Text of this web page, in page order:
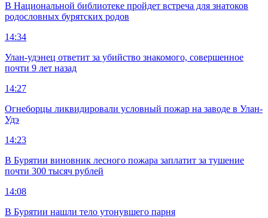
В Национальной библиотеке пройдет встреча для знатоков
родословных бурятских родов
14:34
Улан-удэнец ответит за убийство знакомого, совершенное
почти 9 лет назад
14:27
Огнеборцы ликвидировали условный пожар на заводе в Улан-
Удэ
14:23
В Бурятии виновник лесного пожара заплатит за тушение
почти 300 тысяч рублей
14:08
В Бурятии нашли тело утонувшего парня